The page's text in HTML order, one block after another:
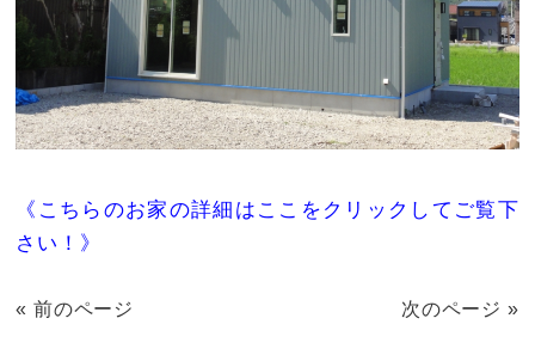
《こちらのお家の詳細はここをクリックしてご覧下
さい！》
« 前のページ 次のページ »